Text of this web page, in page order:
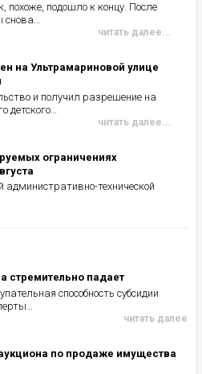
похоже, подошло к концу. После
снова…
читать далее...
на Ультрамариновой улице
и получил разрешение на
читать далее...
ограничениях
технической
стремительно падает
способность субсидии
читать далее
по продаже имущества